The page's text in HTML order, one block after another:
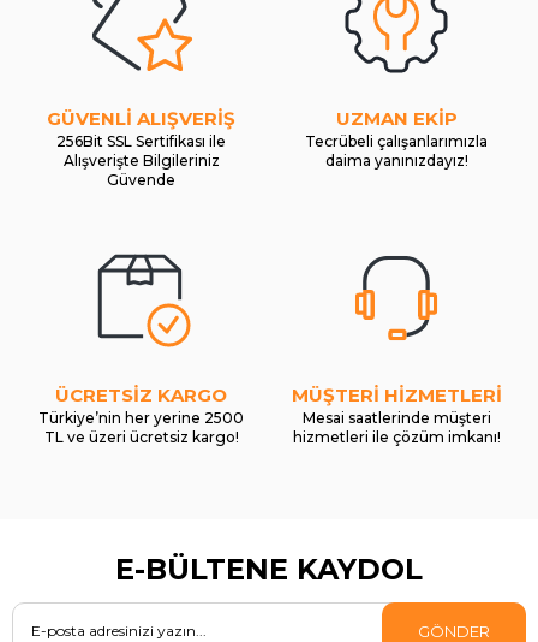
GÜVENLİ ALIŞVERİŞ
256Bit SSL Sertifikası ile
Alışverişte Bilgileriniz
Güvende
UZMAN EKİP
Tecrübeli çalışanlarımızla
daima yanınızdayız!
ÜCRETSİZ KARGO
Türkiye’nin her yerine 2500
TL ve üzeri ücretsiz kargo!
MÜŞTERİ HİZMETLERİ
Mesai saatlerinde müşteri
hizmetleri ile çözüm imkanı!
E-BÜLTENE KAYDOL
GÖNDER